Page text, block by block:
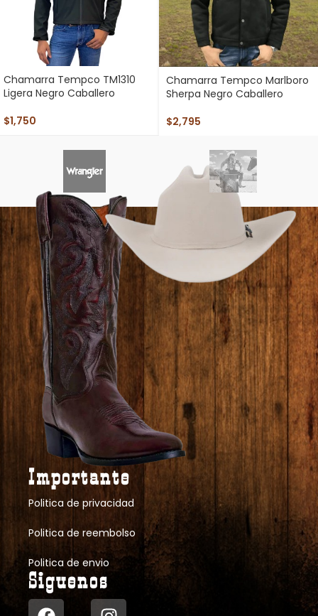
Chamarra Tempco TM1310
Ligera Negro Caballero
$1,750
Chamarra Tempco Marlboro
Sherpa Negro Caballero
$2,795
Importante
Politica de privacidad
Politica de reembolso
Politica de envio
Siguenos